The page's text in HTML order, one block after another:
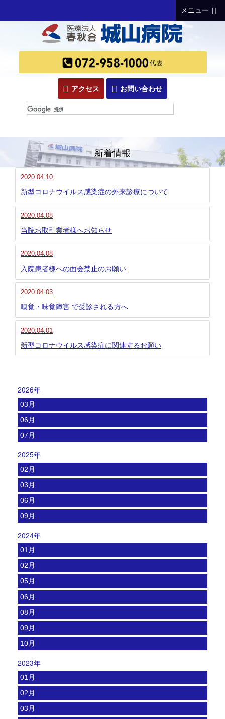
アクセス お問い合わせ
メニュー
新着情報
2020.04.10
新型コロナウイルス感染症の外来診療について
2020.04.08
当院お取引業者様へお知らせ
2020.04.08
入院患者様への面会禁止のお願い
2020.04.03
嗅覚・味覚障害 で受診される方へ
2020.04.01
新型コロナウイルス感染症に関連するお願い
2026年
03月
06月
07月
2025年
02月
03月
06月
09月
2024年
01月
02月
05月
06月
08月
09月
10月
2023年
01月
02月
03月